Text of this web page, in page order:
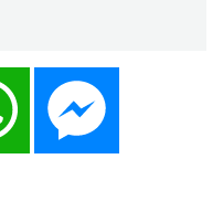
WhatsApp